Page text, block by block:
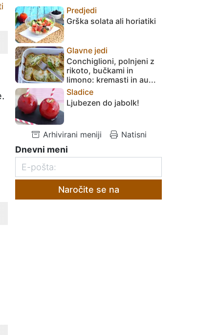
Predjedi
Grška solata ali horiatiki
Glavne jedi
Conchiglioni, polnjeni z
rikoto, bučkami in
limono: kremasti in au...
Sladice
Ljubezen do jabolk!
Arhivirani meniji Natisni
Dnevni meni
Naročite se na